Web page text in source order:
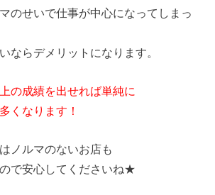
のせいで仕事が中心になってしまっ
ならデメリットになります。
の成績を出せれば単純に
くなります！
ノルマのないお店も
で安心してくださいね★